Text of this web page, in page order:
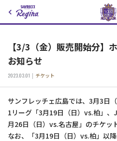
【3/3（金）販売開始分】
お知らせ
2023.03.01 チケット
サンフレッチェ広島では、3月3日
1リーグ「3月19日（日）vs.柏」、
月26日（日）vs.名古屋」のチケッ
なお、「3月19日（日）vs.柏」以